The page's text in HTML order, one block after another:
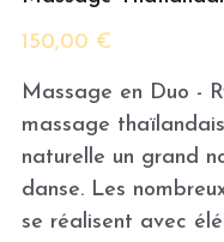
Massage thaï
Massage aux
Massage
150,00 €
Massage en Duo -
massage
naturelle un grand
danse. Les
se réalisent avec